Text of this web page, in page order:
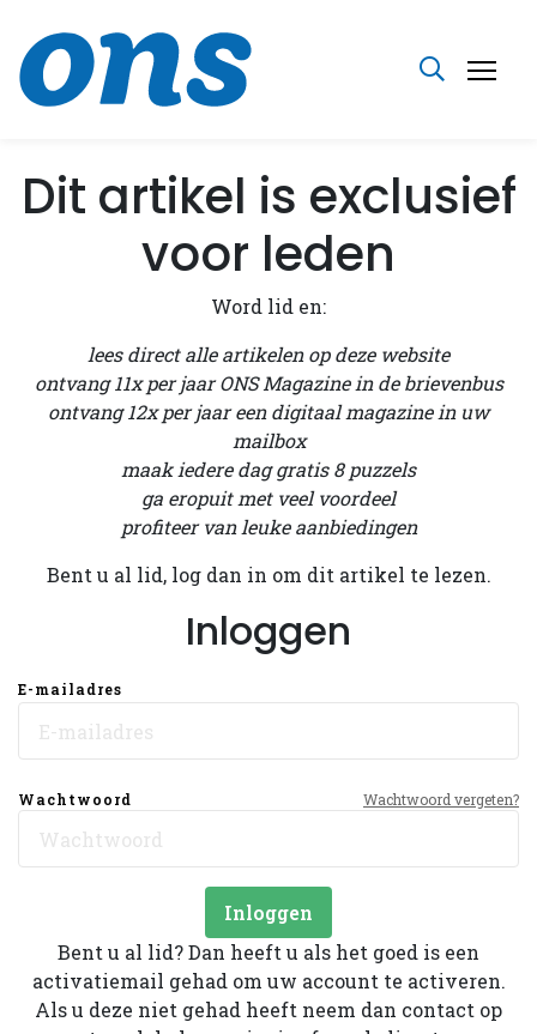
Dit artikel is exclusief
voor leden
Word lid en:
lees direct alle artikelen op deze website
ontvang 11x per jaar ONS Magazine in de brievenbus
ontvang 12x per jaar een digitaal magazine in uw
mailbox
maak iedere dag gratis 8 puzzels
ga eropuit met veel voordeel
profiteer van leuke aanbiedingen
Bent u al lid, log dan in om dit artikel te lezen.
Inloggen
E-mailadres
Wachtwoord Wachtwoord vergeten?
Inloggen
Bent u al lid? Dan heeft u als het goed is een
activatiemail gehad om uw account te activeren.
Als u deze niet gehad heeft neem dan contact op